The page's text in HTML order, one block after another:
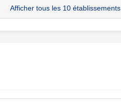
Afficher tous les 10 établissements